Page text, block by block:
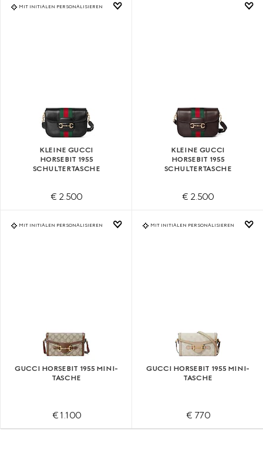
MIT INITIALEN PERSONALISIEREN
KLEINE GUCCI
HORSEBIT 1955
SCHULTERTASCHE
€ 2.500
KLEINE GUCCI
HORSEBIT 1955
SCHULTERTASCHE
€ 2.500
MIT INITIALEN PERSONALISIEREN
GUCCI HORSEBIT 1955 MINI-
TASCHE
€ 1.100
MIT INITIALEN PERSONALISIEREN
GUCCI HORSEBIT 1955 MINI-
TASCHE
€ 770